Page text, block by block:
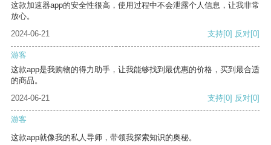
这款加速器app的安全性很高，使用过程中不会泄露个人信息，让我非常
放心。
2024-06-21
支持[0] 反对[0]
游客
这款app是我购物的得力助手，让我能够找到最优惠的价格，买到最合适
的商品。
2024-06-21
支持[0] 反对[0]
游客
这款app就像我的私人导师，带领我探索知识的奥秘。